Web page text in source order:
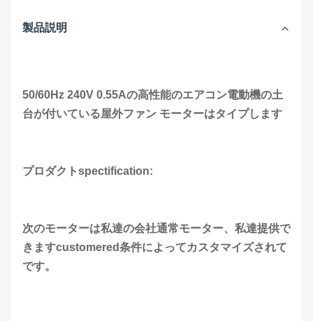
製品説明
50/60Hz 240V 0.55Aの高性能のエアコン電動機の土
台が付いている屋外ファン モーターはタイプします
プロダクトspectification:
次のモーターは私達の会社通常モーター、私達提供で
きますcustomered条件によってカスタマイズされて
です。